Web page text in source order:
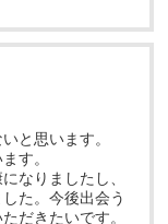
と思います。
す。
なりましたし、
た。今後出会う
だきたいです。